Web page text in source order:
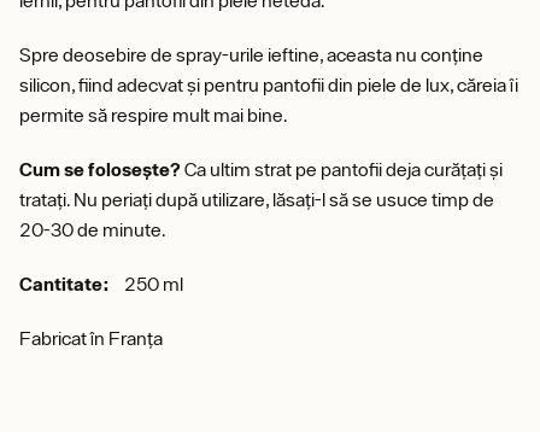
Spre deosebire de spray-urile ieftine, aceasta nu conține
silicon, fiind adecvat și pentru pantofii din piele de lux, căreia îi
permite să respire mult mai bine.
Cum se folosește? Ca ultim strat pe pantofii deja curățați și
tratați. Nu periați după utilizare, lăsați-l să se usuce timp de
20-30 de minute.
Cantitate: 250 ml
Fabricat în Franța